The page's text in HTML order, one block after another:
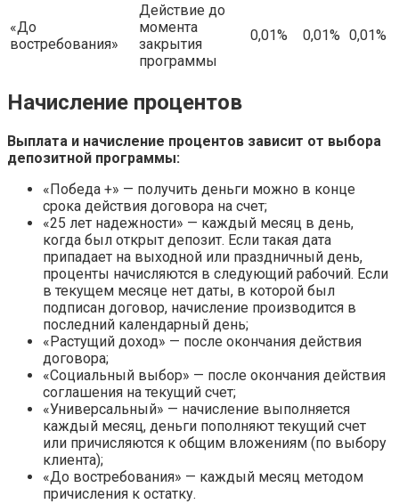
«До
востребования»
Действие до
момента
закрытия
программы
0,01% 0,01% 0,01%
Начисление процентов
Выплата и начисление процентов зависит от выбора
депозитной программы:
«Победа +» — получить деньги можно в конце
срока действия договора на счет;
«25 лет надежности» — каждый месяц в день,
когда был открыт депозит. Если такая дата
припадает на выходной или праздничный день,
проценты начисляются в следующий рабочий. Если
в текущем месяце нет даты, в которой был
подписан договор, начисление производится в
последний календарный день;
«Растущий доход» — после окончания действия
договора;
«Социальный выбор» — после окончания действия
соглашения на текущий счет;
«Универсальный» — начисление выполняется
каждый месяц, деньги пополняют текущий счет
или причисляются к общим вложениям (по выбору
клиента);
«До востребования» — каждый месяц методом
причисления к остатку.